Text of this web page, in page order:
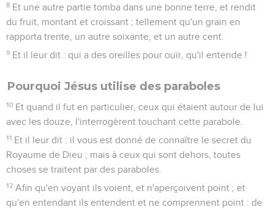
8 Et une autre partie tomba dans une bonne terre, et rendit
du fruit, montant et croissant ; tellement qu'un grain en
rapporta trente, un autre soixante, et un autre cent.
9 Et il leur dit : qui a des oreilles pour ouïr, qu'il entende !
Pourquoi Jésus utilise des paraboles
10 Et quand il fut en particulier, ceux qui étaient autour de lui
avec les douze, l'interrogèrent touchant cette parabole.
11 Et il leur dit : il vous est donné de connaître le secret du
Royaume de Dieu ; mais à ceux qui sont dehors, toutes
choses se traitent par des paraboles.
12 Afin qu'en voyant ils voient, et n'aperçoivent point ; et
qu'en entendant ils entendent et ne comprennent point : de